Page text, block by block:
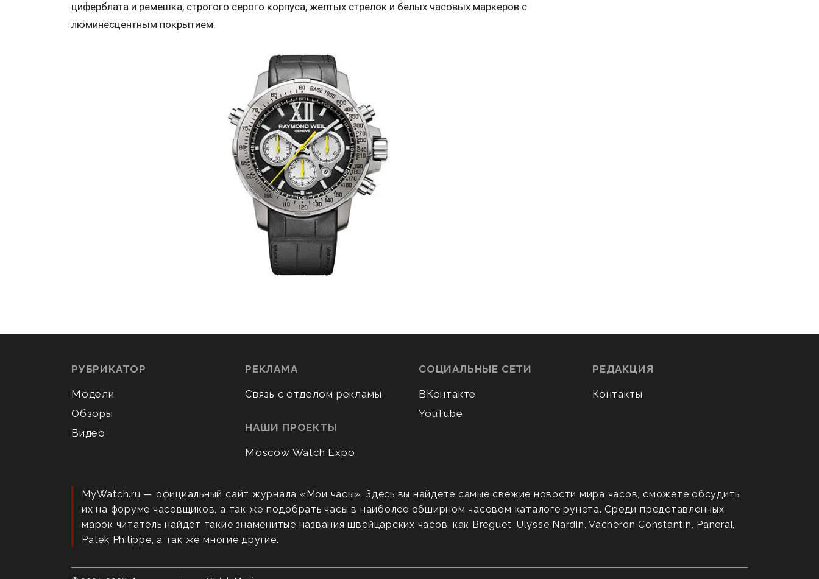
циферблата и ремешка, строгого серого корпуса, желтых стрелок и белых часовых маркеров с
люминесцентным покрытием.
РУБРИКАТОР
Модели
Обзоры
Видео
РЕКЛАМА
Связь с отделом рекламы
НАШИ ПРОЕКТЫ
Moscow Watch Expo
СОЦИАЛЬНЫЕ СЕТИ
ВКонтакте
YouTube
РЕДАКЦИЯ
Контакты
MyWatch.ru — официальный сайт журнала «Мои часы». Здесь вы найдете самые свежие новости мира часов, сможете обсудить
их на форуме часовщиков, а так же подобрать часы в наиболее обширном часовом каталоге рунета. Среди представленных
марок читатель найдет такие знаменитые названия швейцарских часов, как Breguet, Ulysse Nardin, Vacheron Constantin, Panerai,
Patek Philippe, а так же многие другие.